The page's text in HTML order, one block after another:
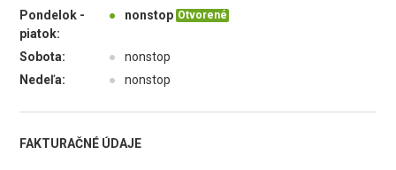
Pondelok -
piatok:
● nonstop Otvorené
Sobota: ●
nonstop
Nedeľa:
● nonstop
FAKTURAČNÉ ÚDAJE